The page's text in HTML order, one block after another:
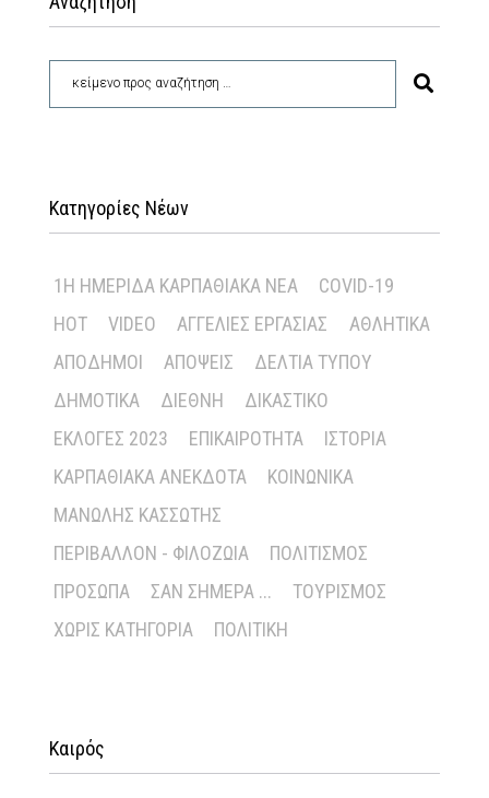
Κατηγορίες Νέων
1Η ΗΜΕΡΊΔΑ ΚΑΡΠΑΘΙΑΚΆ ΝΈΑ
COVID-19
HOT
VIDEO ΑΓΓΕΛΊΕΣ ΕΡΓΑΣΊΑΣ
ΑΘΛΗΤΙΚΆ
ΑΠΌΔΗΜΟΙ
ΑΠΌΨΕΙΣ
ΔΕΛΤΊΑ ΤΎΠΟΥ
ΔΗΜΟΤΙΚΆ
ΔΙΕΘΝΉ
ΔΙΚΑΣΤΙΚΌ
ΕΚΛΟΓΈΣ 2023
ΕΠΙΚΑΙΡΌΤΗΤΑ
ΙΣΤΟΡΊΑ
ΚΑΡΠΑΘΙΑΚΆ ΑΝΈΚΔΟΤΑ
ΚΟΙΝΩΝΙΚΆ
ΜΑΝΏΛΗΣ ΚΑΣΣΏΤΗΣ
ΠΕΡΙΒΆΛΛΟΝ - ΦΙΛΟΖΩΊΑ
ΠΟΛΙΤΙΣΜΌΣ
ΠΡΌΣΩΠΑ
ΣΑΝ ΣΉΜΕΡΑ ...
ΤΟΥΡΙΣΜΌΣ
ΧΩΡΊΣ ΚΑΤΗΓΟΡΊΑ
ΠΟΛΙΤΙΚΉ
Καιρός